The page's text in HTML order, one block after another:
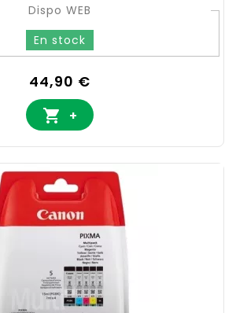
Dispo WEB
En stock
Prix
44,90 €
 +